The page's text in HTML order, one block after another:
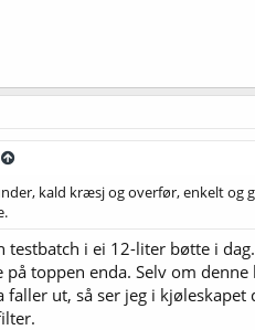
kald kræsj og overfør, enkelt og
testbatch i ei 12-liter bøtte i
toppen enda. Selv om
faller ut, så ser jeg i